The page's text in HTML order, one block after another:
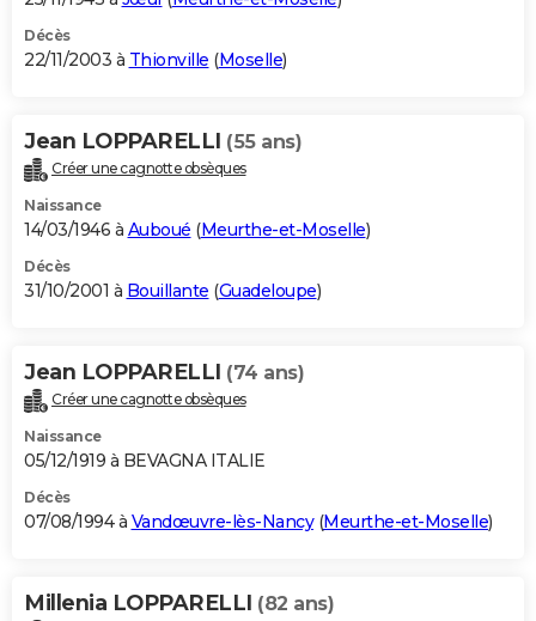
Décès
22/11/2003 à Thionville (Moselle)
Jean LOPPARELLI (55 ans)
Créer une cagnotte obsèques
Naissance
14/03/1946 à Auboué (Meurthe-et-Moselle)
Décès
31/10/2001 à Bouillante (Guadeloupe)
Jean LOPPARELLI (74 ans)
Créer une cagnotte obsèques
Naissance
05/12/1919 à BEVAGNA ITALIE
Décès
07/08/1994 à Vandœuvre-lès-Nancy(Meurthe-et-Moselle)
Millenia LOPPARELLI (82 ans)